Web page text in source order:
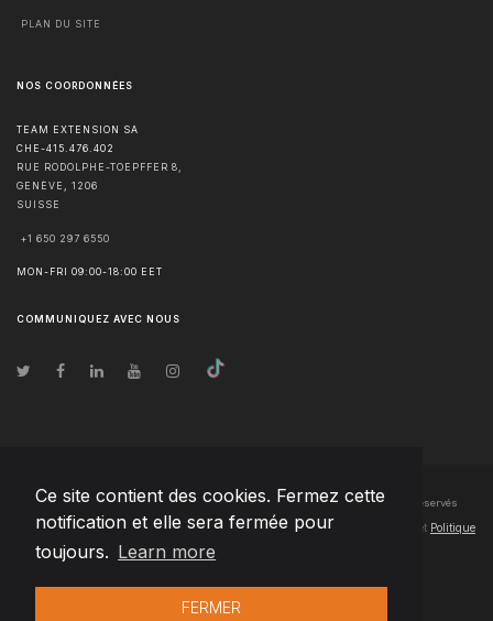
Ce site contient des cookies. Fermez cette
notification et elle sera fermée pour
toujours. Learn more
FERMER
PLAN DU SITE
NOS COORDONNÉES
TEAM EXTENSION SA
CHE-415.476.402
RUE RODOLPHE-TOEPFFER 8,
GENÈVE
1206
SUISSE
+1 650 297 6550
MON-FRI 09:00-18:00 EET
COMMUNIQUEZ AVEC NOUS
© Droits d'auteur2026 Team Extension SA France- Tous les droits sont réservés
Changelog● En utilisant ce site, vous acceptez nos Conditions d'utilisation et Politique
de confidentialité